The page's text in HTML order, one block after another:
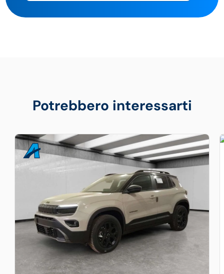
Potrebbero interessarti